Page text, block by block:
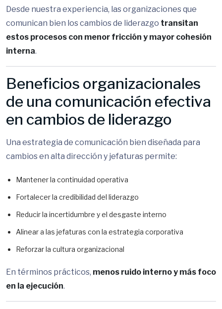
Desde nuestra experiencia, las organizaciones que
comunican bien los cambios de liderazgo transitan
estos procesos con menor fricción y mayor cohesión
interna.
Beneficios organizacionales
de una comunicación efectiva
en cambios de liderazgo
Una estrategia de comunicación bien diseñada para
cambios en alta dirección y jefaturas permite:
Mantener la continuidad operativa
Fortalecer la credibilidad del liderazgo
Reducir la incertidumbre y el desgaste interno
Alinear a las jefaturas con la estrategia corporativa
Reforzar la cultura organizacional
En términos prácticos, menos ruido interno y más foco
en la ejecución.